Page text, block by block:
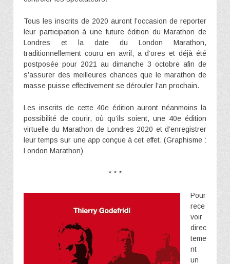
Tous les inscrits de 2020 auront l’occasion de reporter
leur participation à une future édition du Marathon de
Londres et la date du London Marathon,
traditionnellement couru en avril, a d’ores et déjà été
postposée pour 2021 au dimanche 3 octobre afin de
s’assurer des meilleures chances que le marathon de
masse puisse effectivement se dérouler l’an prochain.
Les inscrits de cette 40e édition auront néanmoins la
possibilité de courir, où qu’ils soient, une 40e édition
virtuelle du Marathon de Londres 2020 et d’enregistrer
leur temps sur une app conçue à cet effet. (Graphisme :
London Marathon)
* * *
Pour
rece
voir
direc
teme
nt
un